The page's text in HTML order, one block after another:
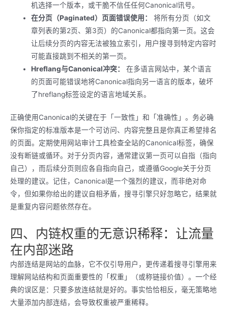
机选择一个版本，或干脆不信任任何Canonical讯号。
在分页（Paginated）页面错误使用：
将所有分页（如文
章列表的第2页、第3页）的Canonical都指向第一页。这会
让后续分页的内容无法被独立索引，用户搜寻到特定内容时
可能直接跳到不相关的第一页。
Hreflang与Canonical冲突：
在多语言网站中，某个语言
的页面可能错误地将Canonical指向另一语言的版本，破坏
了hreflang标签设定的语言地域关系。
正确使用Canonical的关键在于「一致性」和「准确性」。务必确
保你指定的标准版本是一个可访问、内容完整且是你真正希望排名
的页面。定期使用网站审计工具检查全站的Canonical标签，确保
没有断链或循环。对于分页内容，通常建议第一页可以自指（指向
自己），而后续分页则应各自指向自己，或遵循Google关于分页
处理的建议。记住，Canonical是一个强烈的建议，而非绝对命
令，但如果你给出的建议自相矛盾，搜寻引擎只好忽略它，结果就
是重复内容问题依然存在。
四、内链权重的无意识稀释：让流量
在内部迷路
内部连结是网站的血脉，它不仅引导用户，更传递着搜寻引擎用来
理解网站结构和页面重要性的「权重」（或称链接价值）。一个经
典的误区是：只要多放连结就是好的。事实恰恰相反，毫无策略地
大量添加内部连结，会导致权重被严重稀释。